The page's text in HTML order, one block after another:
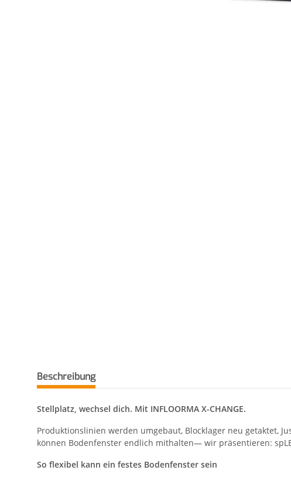
Beschreibung
Stellplatz, wechsel dich. Mit INFLOORMA X-CHANGE.
Produktionslinien werden umgebaut, Blocklager neu getaktet,
können Bodenfenster endlich mithalten— wir präsentieren:
So flexibel kann ein festes Bodenfenster sein